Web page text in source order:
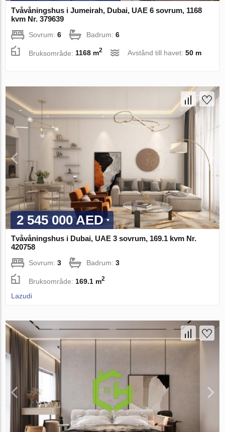
Tvåvåningshus i Jumeirah, Dubai, UAE 6 sovrum, 1168
kvm Nr. 379639
Sovrum:6 Badrum:6
Bruksområde:1168 m2 Avstånd till havet:50 m
2 545 000 AED
Tvåvåningshus i Dubai, UAE 3 sovrum, 169.1 kvm Nr.
420758
Sovrum:3 Badrum:3
Bruksområde: 169.1 m2
Lazudi